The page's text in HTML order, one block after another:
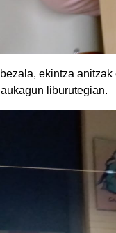
bezala, ekintza
liburutegian.